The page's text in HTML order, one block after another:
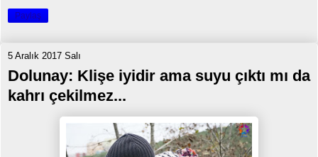
Paylaş
5 Aralık 2017 Salı
Dolunay: Klişe iyidir ama suyu çıktı mı da
kahrı çekilmez...